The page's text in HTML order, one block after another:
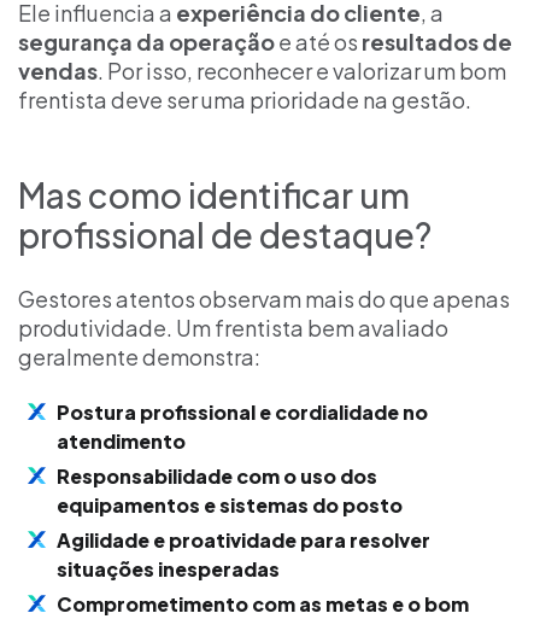
Ele influencia a experiência do cliente, a
segurança da operaçãoe até os resultados de
vendas. Por isso, reconhecer e valorizar um bom
frentista deve ser uma prioridade na gestão.
Mas como identificar um
profissional de destaque?
Gestores atentos observam mais do que apenas
produtividade. Um frentista bem avaliado
geralmente demonstra:
Postura profissional e cordialidade no
atendimento
Responsabilidade com o uso dos
equipamentos e sistemas do posto
Agilidade e proatividade para resolver
situações inesperadas
Comprometimento com as metas e o bom